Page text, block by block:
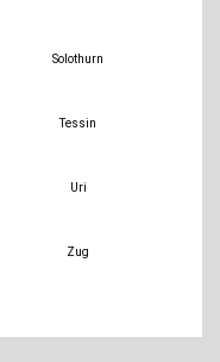
Solothurn
Tessin
Uri
Zug